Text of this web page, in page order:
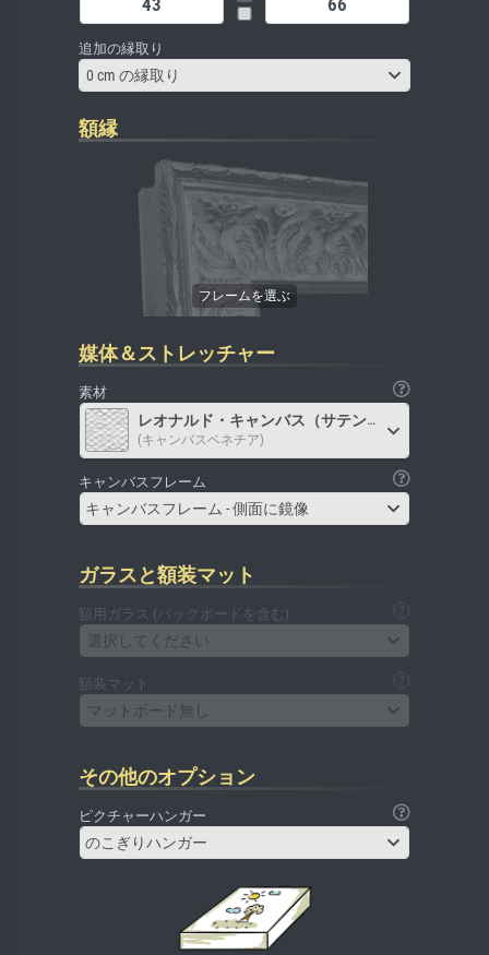
追加の縁取り
0 cm の縁取り
額縁
媒体＆ストレッチャー
素材
レオナルド・キャンバス（サテン）
(キャンバスベネチア)
キャンバスフレーム
キャンバスフレーム - 側面に鏡像
ガラスと額装マット
額用ガラス (バックボードを含む)
選択してください
額装マット
マットボード無し
その他のオプション
ピクチャーハンガー
のこぎりハンガー